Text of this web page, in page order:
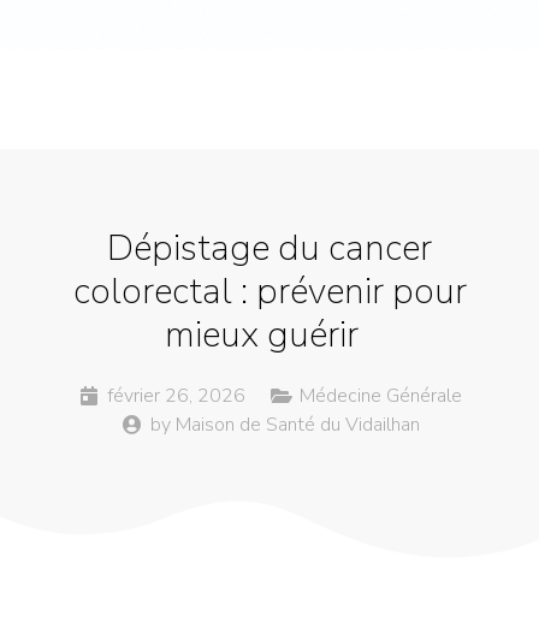
Dépistage du cancer
colorectal : prévenir pour
mieux guérir
février 26, 2026
Médecine Générale
by Maison de Santé du Vidailhan